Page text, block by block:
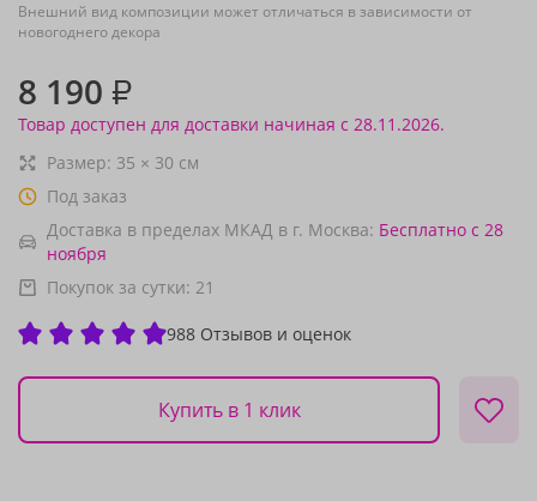
Внешний вид композиции может отличаться в зависимости от
новогоднего декора
8 190 ₽
Товар доступен для доставки начиная с 28.11.2026.
Размер: 35 × 30 см
Под заказ
Доставка в пределах МКАД в г. Москва: Бесплатно с 28
ноября
Покупок за сутки: 21
988 Отзывов и оценок
Купить в 1 клик